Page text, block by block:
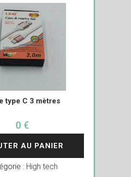
type C 3 mètres
0 €
AU PANIER
: High tech